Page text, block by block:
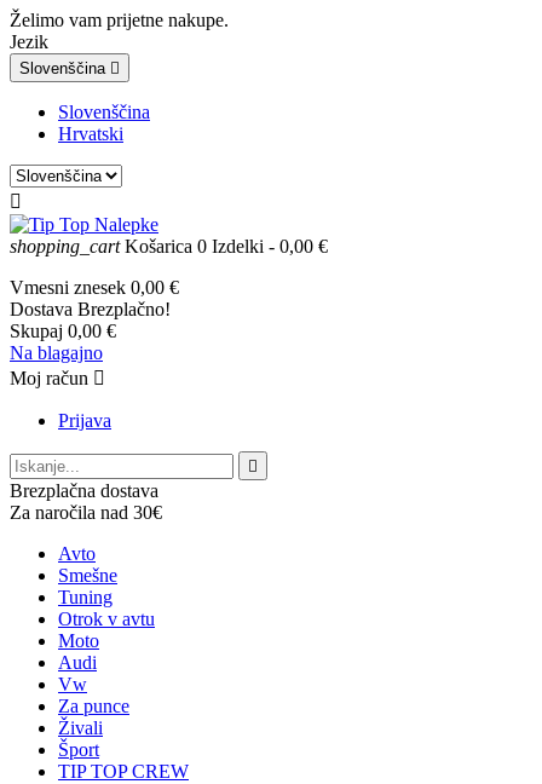
Želimo vam prijetne nakupe.
Jezik
Slovenščina 
Slovenščina
Hrvatski

shopping_cart Košarica 0 Izdelki - 0,00 €
Vmesni znesek 0,00 €
Dostava Brezplačno!
Skupaj 0,00 €
Na blagajno
Moj račun 
Prijava

Brezplačna dostava
Za naročila nad 30€
Avto
Smešne
Tuning
Otrok v avtu
Moto
Audi
Vw
Za punce
Živali
Šport
TIP TOP CREW